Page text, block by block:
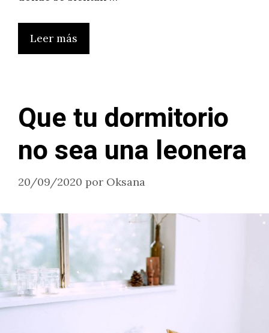
Leer más
Que tu dormitorio
no sea una leonera
20/09/2020 por Oksana